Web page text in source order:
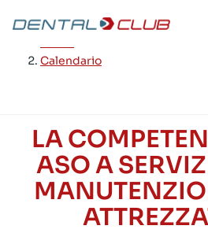
contenuto
Calendario
LA
ASO A